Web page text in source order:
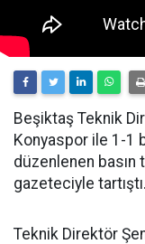
Beşiktaş Teknik
Konyaspor ile 1-1
düzenlenen basın
gazeteciyle tartıştı.
Teknik Direktör